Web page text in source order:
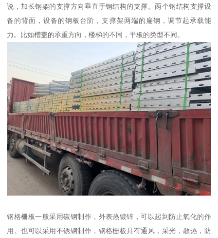
说，加长钢架的支撑方向垂直于钢结构的支撑。两个钢结构支撑设
备的背面，设备的钢板台阶，支撑架两端的扁钢，调节起承载能
力。比如槽盖的承重方向，楼梯的不同，平板的类型不同。
钢格栅板一般采用碳钢制作，外表热镀锌，可以起到防止氧化的作
用。也可以采用不锈钢制作，钢格栅板具有通风，采光，散热，防